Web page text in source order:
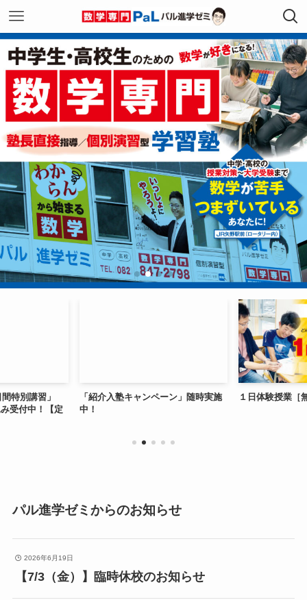
特別講習」
受付中！【定
「紹介入塾キャンペーン」随時実施
中！
１日体験授業［
パル進学ゼミからのお知らせ
2026年6月19日
【7/3（金）】臨時休校のお知らせ